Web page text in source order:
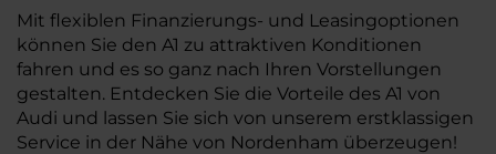
Mit flexiblen Finanzierungs- und Leasingoptionen
können Sie den A1 zu attraktiven Konditionen
fahren und es so ganz nach Ihren Vorstellungen
gestalten. Entdecken Sie die Vorteile des A1 von
Audi und lassen Sie sich von unserem erstklassigen
Service in der Nähe von Nordenham überzeugen!